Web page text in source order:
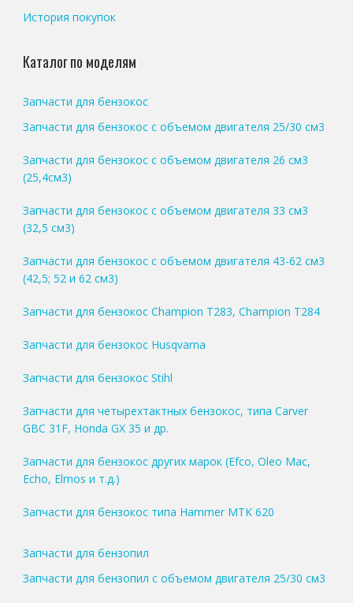
История покупок
Каталог по моделям
Запчасти для бензокос
Запчасти для бензокос с объемом двигателя 25/30 см3
Запчасти для бензокос с объемом двигателя 26 см3
(25,4см3)
Запчасти для бензокос с объемом двигателя 33 см3
(32,5 см3)
Запчасти для бензокос с объемом двигателя 43-62 см3
(42,5; 52 и 62 см3)
Запчасти для бензокос Champion T283, Champion T284
Запчасти для бензокос Husqvarna
Запчасти для бензокос Stihl
Запчасти для четырехтактных бензокос, типа Carver
GBC 31F, Honda GX 35 и др.
Запчасти для бензокос других марок (Efco, Oleo Mac,
Echo, Elmos и т.д.)
Запчасти для бензокос типа Hammer MTK 620
Запчасти для бензопил
Запчасти для бензопил с объемом двигателя 25/30 см3